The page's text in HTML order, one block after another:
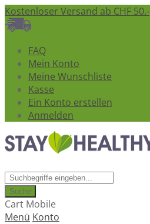
Kostenloser Versand ab CHF 50.-
FAQ
Mein Konto
Meine Wunschliste
Kasse
Ein Konto erstellen
Anmelden
Suche
Cart Mobile
Menü Konto